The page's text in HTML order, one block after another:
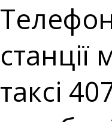
таксі